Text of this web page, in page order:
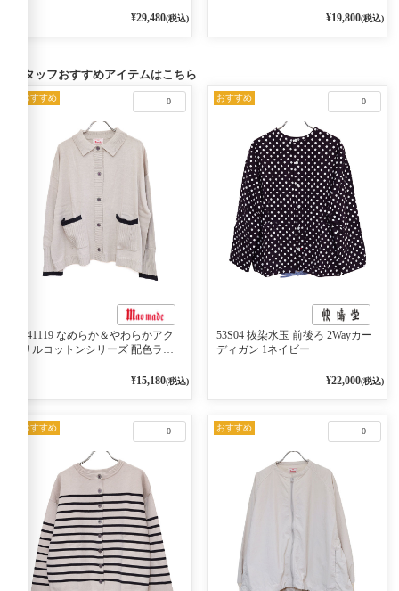
¥29,480(税込) ¥19,800(税込)
スタッフおすすめアイテムはこちら
0
おすすめ
541119 なめらか＆やわらかアク
リルコットンシリーズ 配色ライ
ン 10ベージュ×ネイビー¥15,180(税込)
0
おすすめ
53S04 抜染水玉 前後ろ 2Wayカー
ディガン 1ネイビー
¥22,000(税込)
0
おすすめ 0
おすすめ